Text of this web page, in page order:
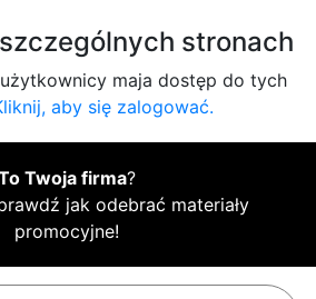
stronach
maja dostęp do tych
aby się zalogować.
Twoja firma?
jak odebrać materiały
promocyjne!